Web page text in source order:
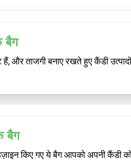
बैग
और ताजगी बनाए रखते हुए कैंडी
बैग
किए गए ये बैग आपको अपनी कैंडी